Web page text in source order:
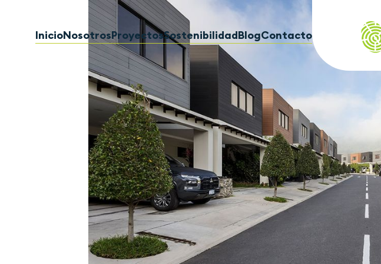
InicioNosotrosProyectosSostenibilidadBlogContacto